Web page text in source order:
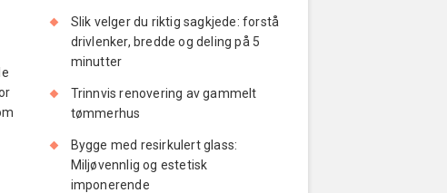
Slik velger du riktig sagkjede: forstå
drivlenker, bredde og deling på 5
minutter
Trinnvis renovering av gammelt
tømmerhus
Bygge med resirkulert glass:
Miljøvennlig og estetisk
imponerende